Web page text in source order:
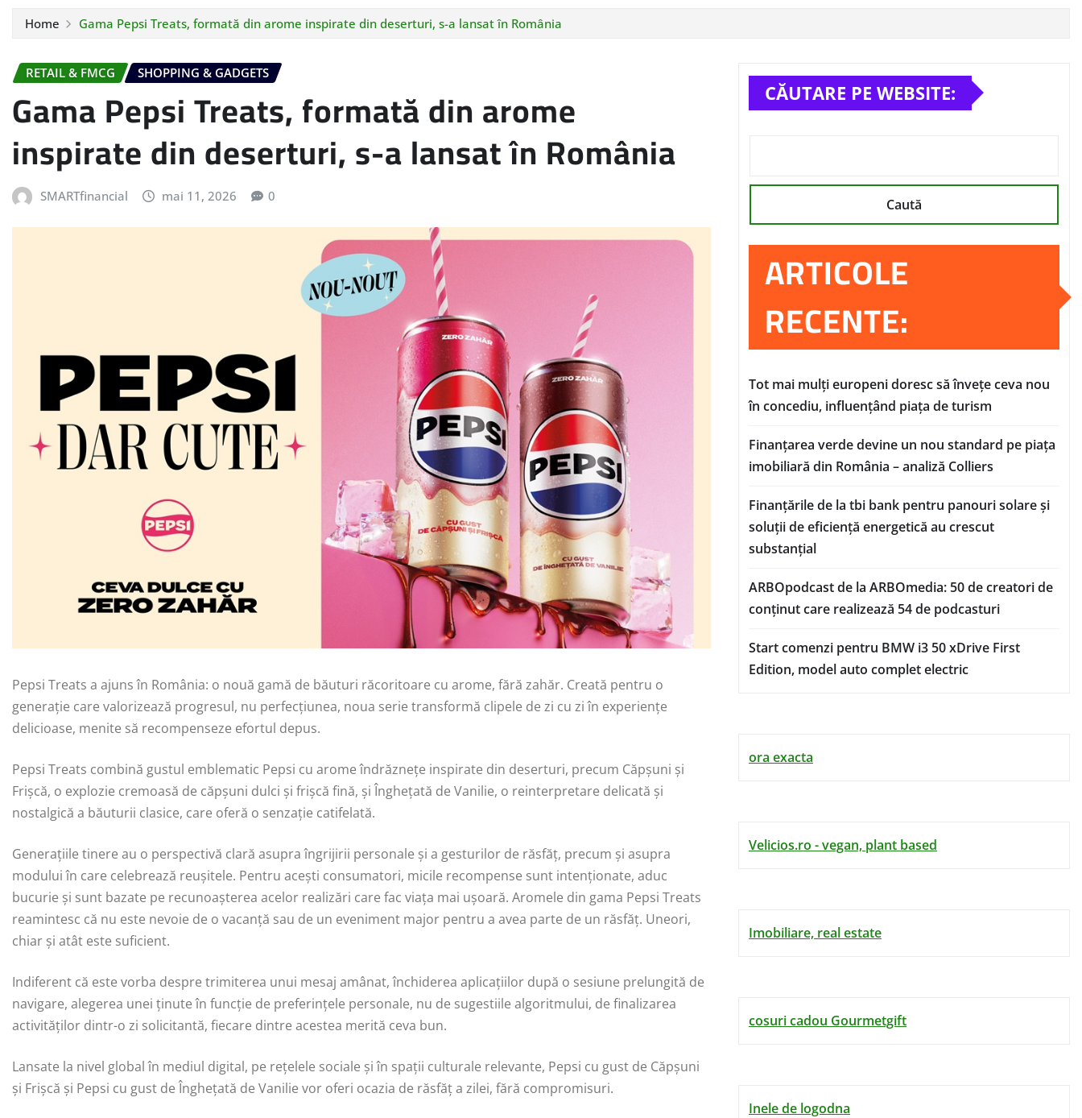
Home Gama Pepsi Treats, formată din arome inspirate din deserturi, s-a lansat în România
RETAIL & FMCG SHOPPING & GADGETS
Gama Pepsi Treats, formată din arome
inspirate din deserturi, s-a lansat în România
SMARTfinancial mai 11, 2026 0
Pepsi Treats a ajuns în România: o nouă gamă de băuturi răcoritoare cu arome, fără zahăr. Creată pentru o
generație care valorizează progresul, nu perfecțiunea, noua serie transformă clipele de zi cu zi în experiențe
delicioase, menite să recompenseze efortul depus.
Pepsi Treats combină gustul emblematic Pepsi cu arome îndrăznețe inspirate din deserturi, precum Căpșuni și
Frișcă, o explozie cremoasă de căpșuni dulci și frișcă fină, și Înghețată de Vanilie, o reinterpretare delicată și
nostalgică a băuturii clasice, care oferă o senzație catifelată.
Generațiile tinere au o perspectivă clară asupra îngrijirii personale și a gesturilor de răsfăț, precum și asupra
modului în care celebrează reușitele. Pentru acești consumatori, micile recompense sunt intenționate, aduc
bucurie și sunt bazate pe recunoașterea acelor realizări care fac viața mai ușoară. Aromele din gama Pepsi Treats
reamintesc că nu este nevoie de o vacanță sau de un eveniment major pentru a avea parte de un răsfăț. Uneori,
chiar și atât este suficient.
Indiferent că este vorba despre trimiterea unui mesaj amânat, închiderea aplicațiilor după o sesiune prelungită de
navigare, alegerea unei ținute în funcție de preferințele personale, nu de sugestiile algoritmului, de finalizarea
activităților dintr-o zi solicitantă, fiecare dintre acestea merită ceva bun.
Lansate la nivel global în mediul digital, pe rețelele sociale și în spații culturale relevante, Pepsi cu gust de Căpșuni
și Frișcă și Pepsi cu gust de Înghețată de Vanilie vor oferi ocazia de răsfăț a zilei, fără compromisuri.
CĂUTARE PE WEBSITE:
Caută
ARTICOLE
RECENTE:
Tot mai mulți europeni doresc să învețe ceva nou
în concediu, influențând piața de turism
Finanțarea verde devine un nou standard pe piața
imobiliară din România – analiză Colliers
Finanțările de la tbi bank pentru panouri solare și
soluții de eficiență energetică au crescut
substanțial
ARBOpodcast de la ARBOmedia: 50 de creatori de
conținut care realizează 54 de podcasturi
Start comenzi pentru BMW i3 50 xDrive First
Edition, model auto complet electric
ora exacta
Velicios.ro - vegan, plant based
Imobiliare, real estate
cosuri cadou Gourmetgift
Inele de logodna